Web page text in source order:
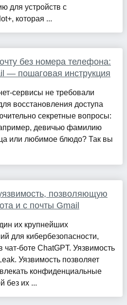
для устройств с
которая ...
без номера телефона:
— пошаговая инструкция
сервисы не требовали
восстановления доступа
секретные вопросы:
девичью фамилию
или любимое блюдо? Так вы
позволяющую
и с почты Gmail
их крупнейших
для кибербезопасности,
чат-боте ChatGPT. Уязвимость
Уязвимость позволяет
конфиденциальные
без их ...